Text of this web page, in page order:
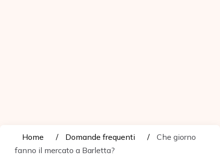
Home Domande frequenti
Che giorno
fanno il mercato a Barletta?